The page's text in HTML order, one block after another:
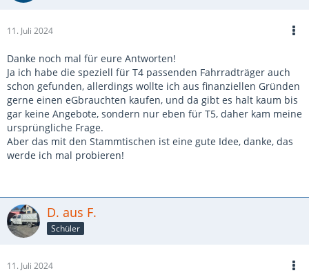
11. Juli 2024
Danke noch mal für eure Antworten!
Ja ich habe die speziell für T4 passenden Fahrradträger auch
schon gefunden, allerdings wollte ich aus finanziellen Gründen
gerne einen eGbrauchten kaufen, und da gibt es halt kaum bis
gar keine Angebote, sondern nur eben für T5, daher kam meine
ursprüngliche Frage.
Aber das mit den Stammtischen ist eine gute Idee, danke, das
werde ich mal probieren!
D. aus F.
Schüler
11. Juli 2024